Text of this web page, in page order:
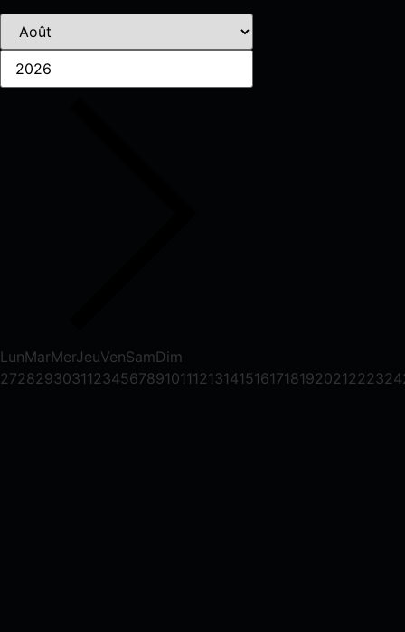
LunMarMerJeuVenSamDim
2728293031123456789101112131415161718192021222324